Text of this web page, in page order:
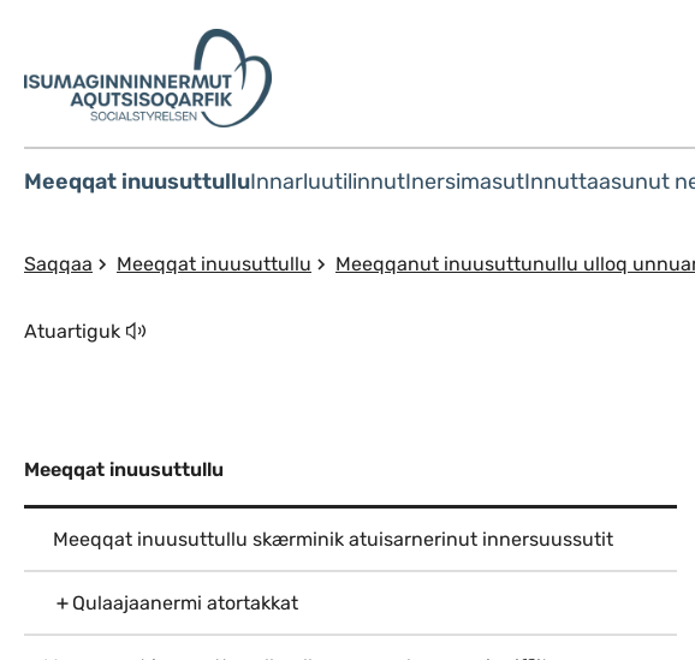
Meeqqat inuusuttulluInnarluutilinnutInersimasutInnuttaasunut
Saqqaa Meeqqat inuusuttullu Meeqqanut inuusuttunullu ulloq
Atuartiguk
Meeqqat inuusuttullu
Meeqqat inuusuttullu skærminik atuisarnerinut innersuussutit
Qulaajaanermi atortakkat